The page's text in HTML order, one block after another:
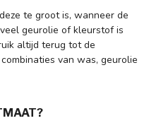
te groot is, wanneer de
geurolie of kleurstof is
altijd terug tot de
van was, geurolie